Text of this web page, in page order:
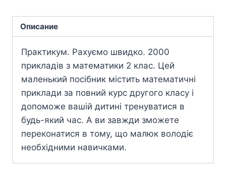
Описание
Практикум. Рахуємо швидко. 2000
прикладів з математики 2 клас. Цей
маленький посібник містить математичні
приклади за повний курс другого класу і
допоможе вашій дитині тренуватися в
будь-який час. А ви завжди зможете
переконатися в тому, що малюк володіє
необхідними навичками.